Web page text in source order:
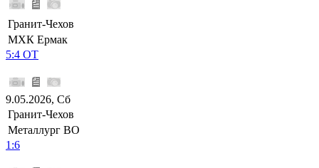
Гранит-Чехов
МХК Ермак
5:4 ОТ
9.05.2026, Сб
Гранит-Чехов
Металлург ВО
1:6